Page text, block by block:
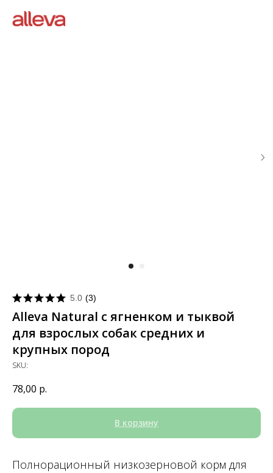
5.0 (3)
Alleva Natural с ягненком и тыквой
для взрослых собак средних и
крупных пород
SKU:
78,00 р.
В корзину
Полнорационный низкозерновой корм для